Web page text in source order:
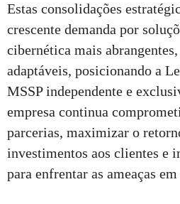
Estas consolidações
crescente demanda por
cibernética mais
adaptáveis, posicionando a
MSSP independente e
empresa continua
parcerias, maximizar o
investimentos aos clientes e
para enfrentar as ameaças